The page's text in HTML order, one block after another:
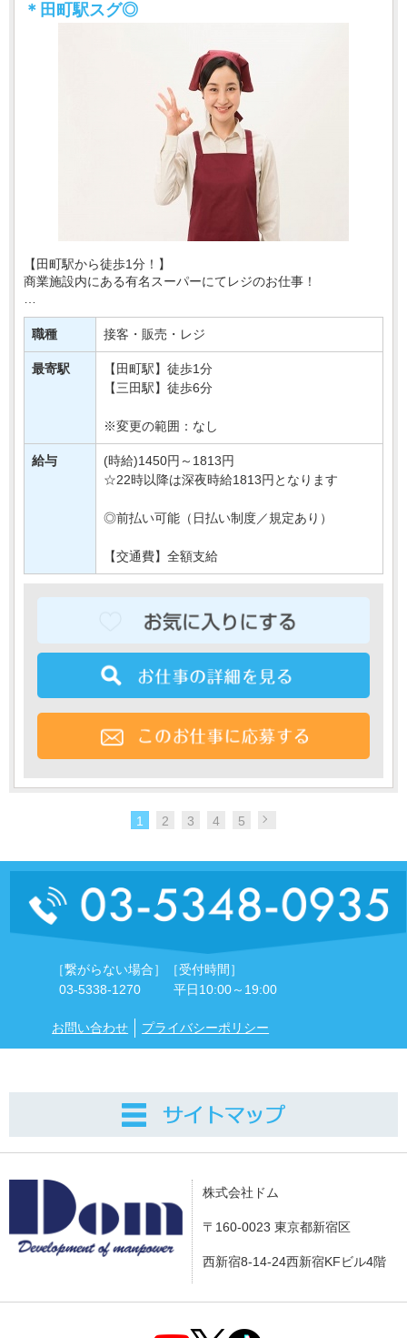
＊田町駅スグ◎
【田町駅から徒歩1分！】
商業施設内にある有名スーパーにてレジのお仕事！
あなたには、レジでの商品の清算や、
買い物かごの片付けなどをおまかせ♪
とってもシンプルなお仕事なので
はじめてさんでも安心・・・
職種 接客・販売・レジ
最寄駅
【田町駅】徒歩1分
【三田駅】徒歩6分
※変更の範囲：なし
給与
(時給)1450円～1813円
☆22時以降は深夜時給1813円となります
◎前払い可能（日払い制度／規定あり）
【交通費】全額支給
1 2 3 4 5
［繋がらない場合］
03-5338-1270
［受付時間］
平日10:00～19:00
お問い合わせ プライバシーポリシー
株式会社ドム
〒160-0023 東京都新宿区
西新宿8-14-24西新宿KFビル4階